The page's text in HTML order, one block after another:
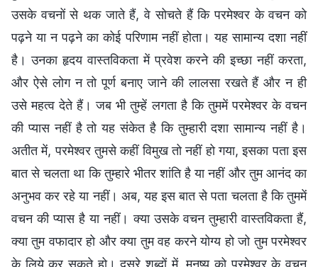
उसके वचनों से थक जाते हैं, वे सोचते हैं कि परमेश्वर के वचन को
पढ़ने या न पढ़ने का कोई परिणाम नहीं होता। यह सामान्य दशा नहीं
है। उनका हृदय वास्तविकता में प्रवेश करने की इच्छा नहीं करता,
और ऐसे लोग न तो पूर्ण बनाए जाने की लालसा रखते हैं और न ही
उसे महत्व देते हैं। जब भी तुम्हें लगता है कि तुममें परमेश्वर के वचन
की प्यास नहीं है तो यह संकेत है कि तुम्हारी दशा सामान्य नहीं है।
अतीत में, परमेश्वर तुमसे कहीं विमुख तो नहीं हो गया, इसका पता इस
बात से चलता था कि तुम्हारे भीतर शांति है या नहीं और तुम आनंद का
अनुभव कर रहे या नहीं। अब, यह इस बात से पता चलता है कि तुममें
वचन की प्यास है या नहीं। क्या उसके वचन तुम्हारी वास्तविकता हैं,
क्या तुम वफादार हो और क्या तुम वह करने योग्य हो जो तुम परमेश्वर
के लिये कर सकते हो। दूसरे शब्दों में, मनुष्य को परमेश्वर के वचन